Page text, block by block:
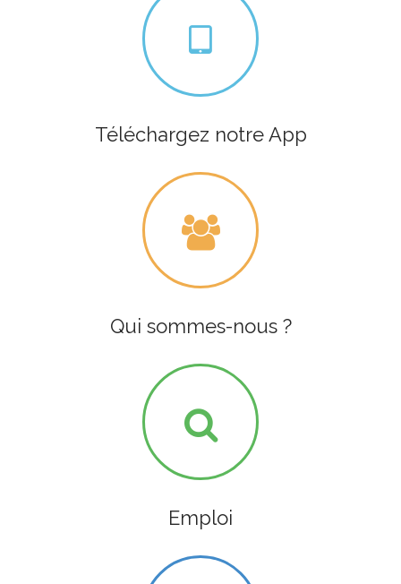
Téléchargez notre App
Qui sommes-nous ?
Emploi